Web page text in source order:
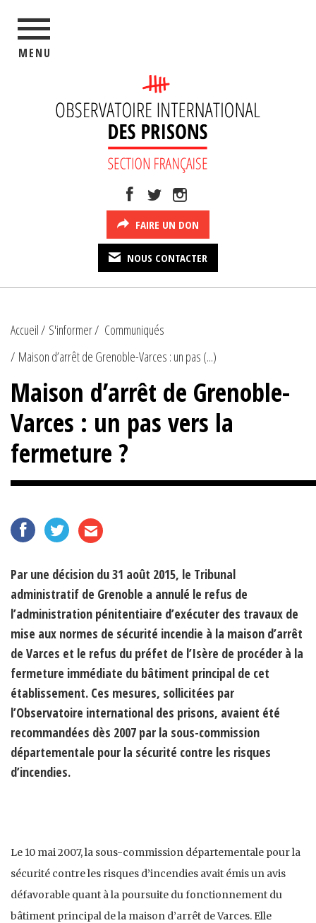
MENU
FAIRE UN DON
NOUS CONTACTER
Accueil S'informer
Communiqués
Maison d’arrêt de Grenoble-Varces : un pas (...)
Maison d’arrêt de Grenoble-
Varces : un pas vers la
fermeture ?
Par une décision du 31 août 2015, le Tribunal
administratif de Grenoble a annulé le refus de
l’administration pénitentiaire d’exécuter des travaux de
mise aux normes de sécurité incendie à la maison d’arrêt
de Varces et le refus du préfet de l’Isère de procéder à la
fermeture immédiate du bâtiment principal de cet
établissement. Ces mesures, sollicitées par
l’Observatoire international des prisons, avaient été
recommandées dès 2007 par la sous-commission
départementale pour la sécurité contre les risques
d’incendies.
Le 10 mai 2007, la sous-commission départementale pour la
sécurité contre les risques d’incendies avait émis un avis
défavorable quant à la poursuite du fonctionnement du
bâtiment principal de la maison d’arrêt de Varces. Elle